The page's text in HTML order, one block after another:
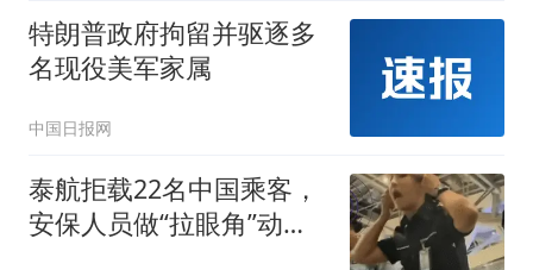
特朗普政府拘留并驱逐多
名现役美军家属
中国日报网
泰航拒载22名中国乘客，
安保人员做“拉眼角”动